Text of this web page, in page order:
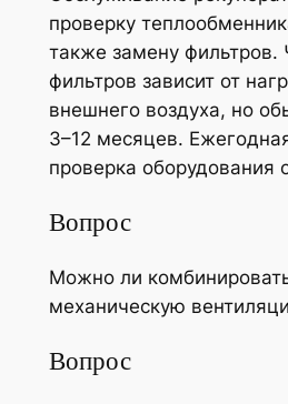
проверку
также замену фильтров.
фильтров зависит от
внешнего воздуха, но
3–12 месяцев.
проверка оборудования
Вопрос
Можно ли
механическую
Вопрос